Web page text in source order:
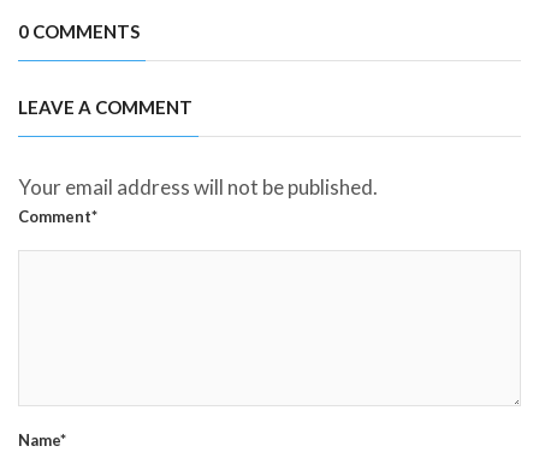
0 COMMENTS
LEAVE A COMMENT
Your email address will not be published.
Comment*
Name*